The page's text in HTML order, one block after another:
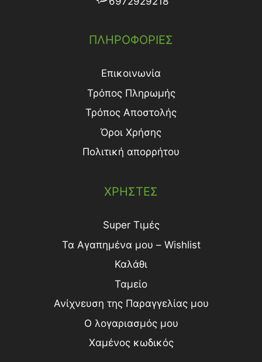
ΠΛΗΡΟΦΟΡΙΕΣ
Επικοινωνία
Τρόπος Πληρωμής
Τρόπος Aποστολής
Όροι Χρήσης
Πολιτική απορρήτου
ΧΡΗΣΤΕΣ
Super Τιμές
Τα Αγαπημένα μου – Wishlist
Καλάθι
Ταμείο
Ανίχνευση της Παραγγελίας μου
Ο λογαριασμός μου
Χαμένος κωδικός